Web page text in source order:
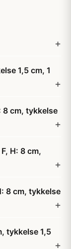
1,5 cm, 1
8 cm, tykkelse
H: 8 cm,
8 cm, tykkelse
tykkelse 1,5